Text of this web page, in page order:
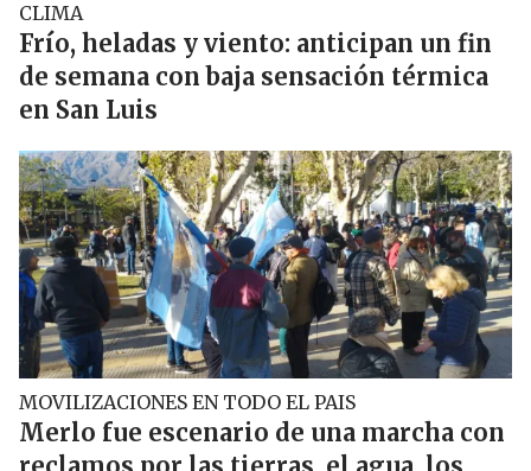
CLIMA
Frío, heladas y viento: anticipan un fin
de semana con baja sensación térmica
en San Luis
MOVILIZACIONES EN TODO EL PAIS
Merlo fue escenario de una marcha con